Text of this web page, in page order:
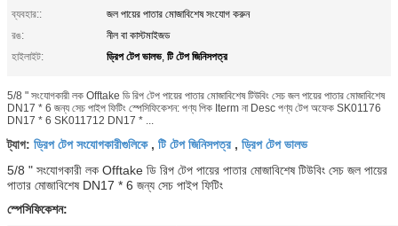
ব্যবহার::
জল পায়ের পাতার মোজাবিশেষ সংযোগ করুন
রঙ:
নীল বা কাস্টমাইজড
হাইলাইট:
ড্রিপ টেপ ভালভ, টি টেপ জিনিসপত্র
5/8 " সংযোগকারী লক Offtake ডি রিপ টেপ পায়ের পাতার মোজাবিশেষ টিউবিং সেচ জল পায়ের পাতার মোজাবিশেষ
DN17 * 6 জন্য সেচ পাইপ ফিটিং স্পেসিফিকেশন: পণ্য পিক Iterm না Desc পণ্য টেপ অফেক SK01176
DN17 * 6 SK011712 DN17 * ...
ট্যাগ: ড্রিপ টেপ সংযোগকারীগুলিকে, টি টেপ জিনিসপত্র , ড্রিপ টেপ ভালভ
5/8 " সংযোগকারী লক Offtake ডি রিপ টেপ পায়ের পাতার মোজাবিশেষ টিউবিং সেচ জল পায়ের
পাতার মোজাবিশেষ DN17 * 6 জন্য সেচ পাইপ ফিটিং
স্পেসিফিকেশন: